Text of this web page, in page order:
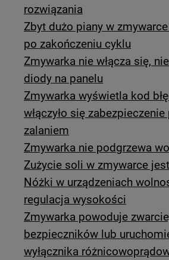
rozwiązania
Zbyt dużo piany w
po zakończeniu cyklu
Zmywarka nie włącza się,
diody na panelu
Zmywarka wyświetla kod
włączyło się zabezpieczenie
zalaniem
Zmywarka nie podgrzewa
Zużycie soli w zmywarce
Nóżki w urządzeniach
regulacja wysokości
Zmywarka powoduje
bezpieczników lub
wyłącznika